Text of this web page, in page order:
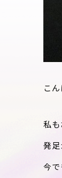
こ
私
発足
今